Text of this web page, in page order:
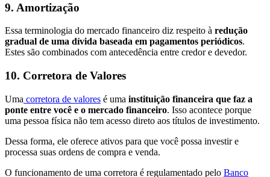
9. Amortização
Essa terminologia do mercado financeiro diz respeito à redução
gradual de uma dívida baseada em pagamentos periódicos.
Estes são combinados com antecedência entre credor e devedor.
10. Corretora de Valores
Uma corretora de valores é uma instituição financeira que faz a
ponte entre você e o mercado financeiro. Isso acontece porque
uma pessoa física não tem acesso direto aos títulos de investimento.
Dessa forma, ele oferece ativos para que você possa investir e
processa suas ordens de compra e venda.
O funcionamento de uma corretora é regulamentado pelo Banco